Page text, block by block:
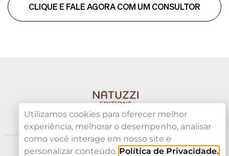
CLIQUE E FALE AGORA COM UM CONSULTOR
©2024. Todos os direitos reservados.
Utilizamos cookies para oferecer melhor
experiência, melhorar o desempenho, analisar
como você interage em nosso site e
personalizar conteúdo. Política de Privacidade.